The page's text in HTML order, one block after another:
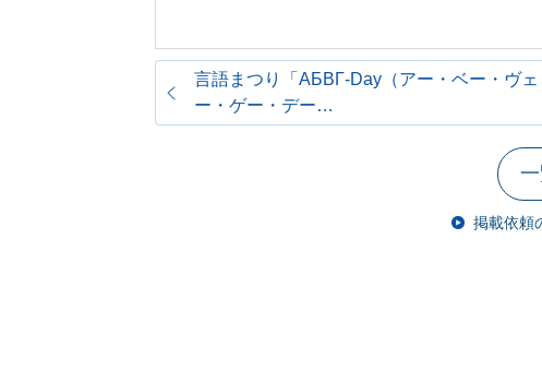
言語まつり「АБВГ‐Day（アー・ベー・ヴェ
ー・ゲー・デー…
掲載依頼